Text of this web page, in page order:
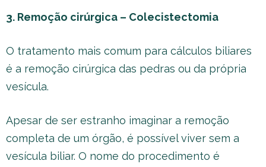
3. Remoção cirúrgica – Colecistectomia
O tratamento mais comum para cálculos biliares
é a remoção cirúrgica das pedras ou da própria
vesícula.
Apesar de ser estranho imaginar a remoção
completa de um órgão, é possível viver sem a
vesícula biliar. O nome do procedimento é